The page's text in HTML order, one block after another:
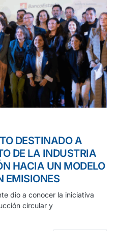
DESTINADO A
DE LA INDUSTRIA
HACIA UN MODELO
EMISIONES
dio a conocer la iniciativa
circular y